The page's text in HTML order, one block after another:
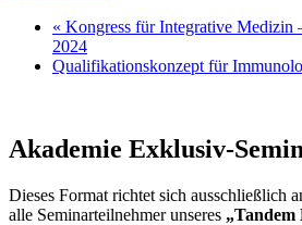
« Kongress für Integrative Medizin
2024
Qualifikationskonzept für
Akademie Exklusiv-
Dieses Format richtet sich ausschließlich
alle Seminarteilnehmer unseres